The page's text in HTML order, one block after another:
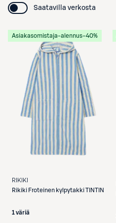
Saatavilla verkosta
Asiakasomistaja-alennus−40%
RIKIKI
Rikiki Froteinen kylpytakki TINTIN
1 väriä